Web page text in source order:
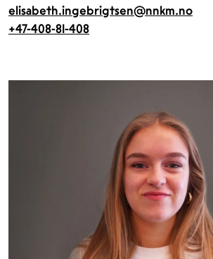
elisabeth.ingebrigtsen@nnkm.no
+47-408-81-408